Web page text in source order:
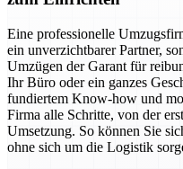
Eine professionelle
ein unverzichtbarer Partner,
Umzügen der Garant für
Ihr Büro oder ein ganzes
fundiertem Know-how und
Firma alle Schritte, von der
Umsetzung. So können Sie
ohne sich um die Logistik